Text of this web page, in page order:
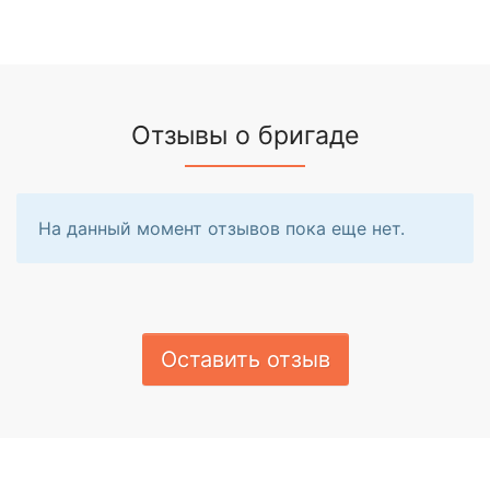
Отзывы о бригаде
На данный момент отзывов пока еще нет.
Оставить отзыв